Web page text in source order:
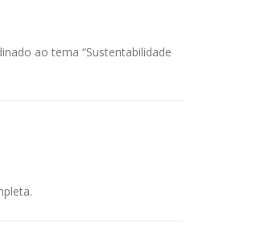
ao tema “Sustentabilidade